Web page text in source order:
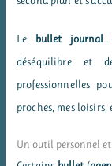
Le bullet journal
déséquilibre et
professionnelles
proches, mes loisirs,
Un outil personnel